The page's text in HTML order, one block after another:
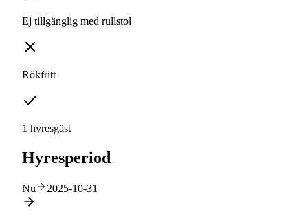
Ej tillgänglig med rullstol
Rökfritt
1 hyresgäst
Hyresperiod
Nu 2025-10-31